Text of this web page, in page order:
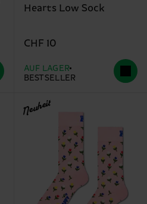
Hearts Low Sock
CHF 10
AUF LAGER
BESTSELLER
Neuheit